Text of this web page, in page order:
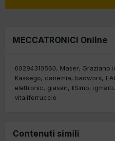
MECCATRONICI Online
00294310560 Maser Graziano
Kassego
canemia badwork
elettronic
giasan IlSimo
vitaliferruccio
Contenuti simili